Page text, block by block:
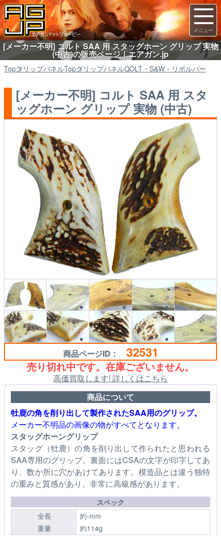
[メーカー不明] コルト SAA 用 スタッグホーン グリップ 実物
(中古)の販売ページ｜エアガン.jp
TopグリップパネルTopグリップパネルCOLT・S&W・リボルバー
[メーカー不明] コルト SAA 用 スタ
ッグホーン グリップ 実物 (中古)
商品ページID： 32531
売り切れ中です。在庫ございません。
高価買取します! 詳しくはこちら
商品について
牡鹿の角を削り出して製作されたSAA用のグリップ。
メーカー不明品の画像の物がすべてとなります。
スタッグホーングリップ
スタッグ（牡鹿）の角を削り出して作られたと思われる
SAA専用のグリップ。裏面にはCSAの文字が印字してあ
り、数か所に穴があけてあります。模造品とは違う独特
の重みと質感があり、非常に高級感があります。
スペック
全長
約-mm
重量
約114g